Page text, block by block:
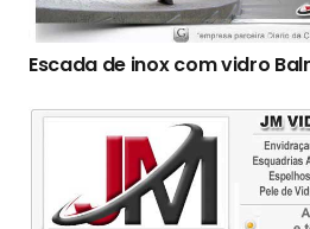
Escada de inox com vidro